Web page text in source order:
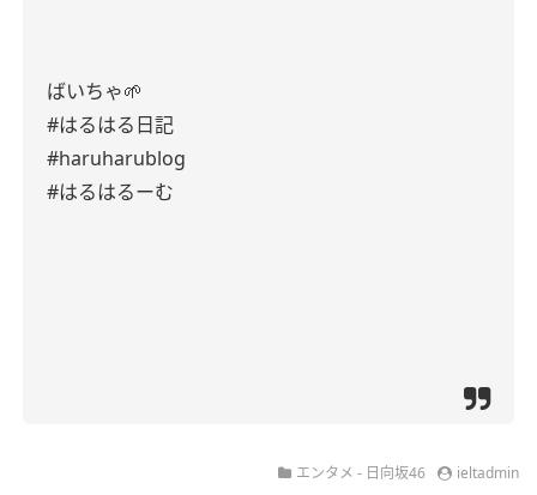
ばいちゃ🌱
#はるはる日記
#haruharublog
#はるはるーむ
エンタメ - 日向坂46 ieltadmin